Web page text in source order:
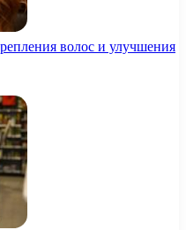
волос и улучшения